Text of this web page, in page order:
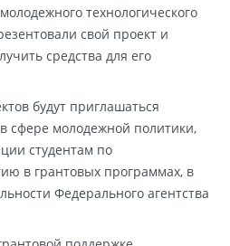
технологического
свой проект и
средства для его
будут приглашаться
сфере молодежной политики,
студентам по
в грантовых программах, в
Федерального агентства